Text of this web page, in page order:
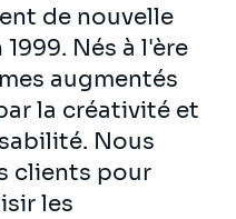
de nouvelle
Nés à l'ère
augmentés
la créativité et
Nous
clients pour
les